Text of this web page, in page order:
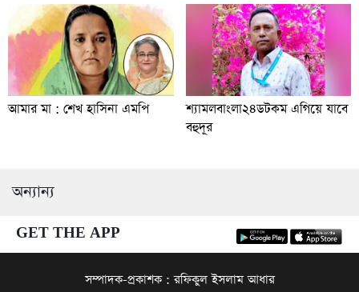
আমার মা : শেখ হাসিনা এমপি
শ্যামলবাংলা২৪ডটকম এগিয়ে যাবে
বহুদূর
অন্যান্য
GET THE APP
সম্পাদক-প্রকাশক : রফিকুল ইসলাম আধার